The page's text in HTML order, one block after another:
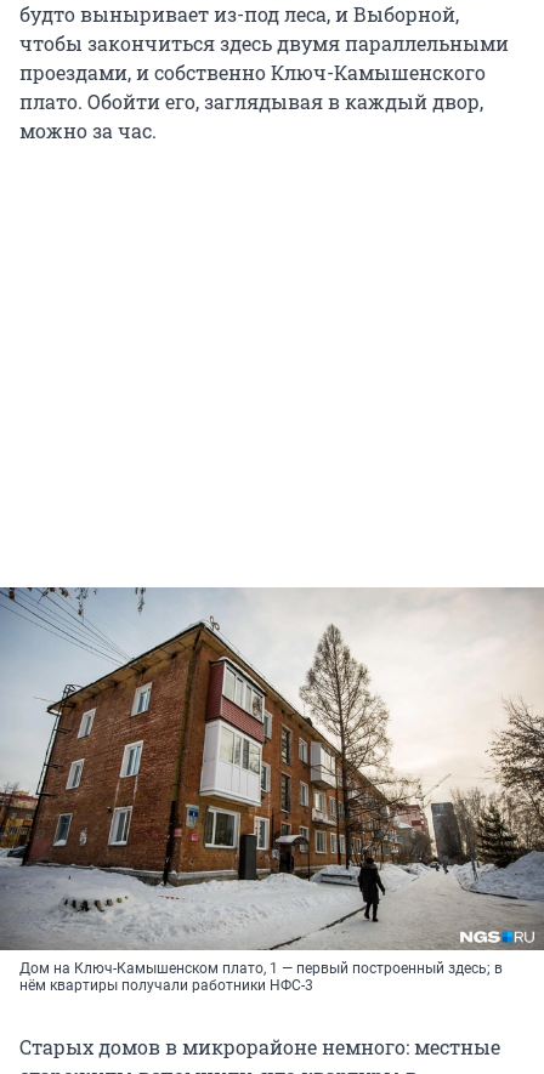
будто выныривает из-под леса, и Выборной,
чтобы закончиться здесь двумя параллельными
проездами, и собственно Ключ-Камышенского
плато. Обойти его, заглядывая в каждый двор,
можно за час.
Дом на Ключ-Камышенском плато, 1 — первый построенный здесь; в
нём квартиры получали работники НФС-3
Старых домов в микрорайоне немного: местные